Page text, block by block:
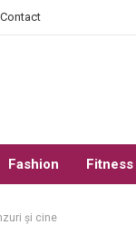
Contact
Fashion Fitness
și cine